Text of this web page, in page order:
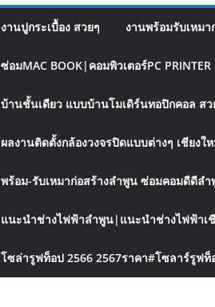
งานปูกระเบื้อง สวยๆ งานพร้อมรับเหมา
ซ่อมMAC BOOK|คอมพิวเตอร์PC PRINTER
บ้านชั้นเดียว แบบบ้านโมเดิร์นทอปิกคอล สว
ผลงานติดตั้งกล้องวงจรปิดแบบต่างๆ เชียงใ
พร้อม-รับเหมาก่อสร้างลำพูน ซ่อมคอมดีดีล
แนะนำช่างไฟฟ้าลำพูน|แนะนำช่างไฟฟ้าเ
โซล่ารูฟท็อป 2566 2567ราคา#โซลาร์รูฟท็